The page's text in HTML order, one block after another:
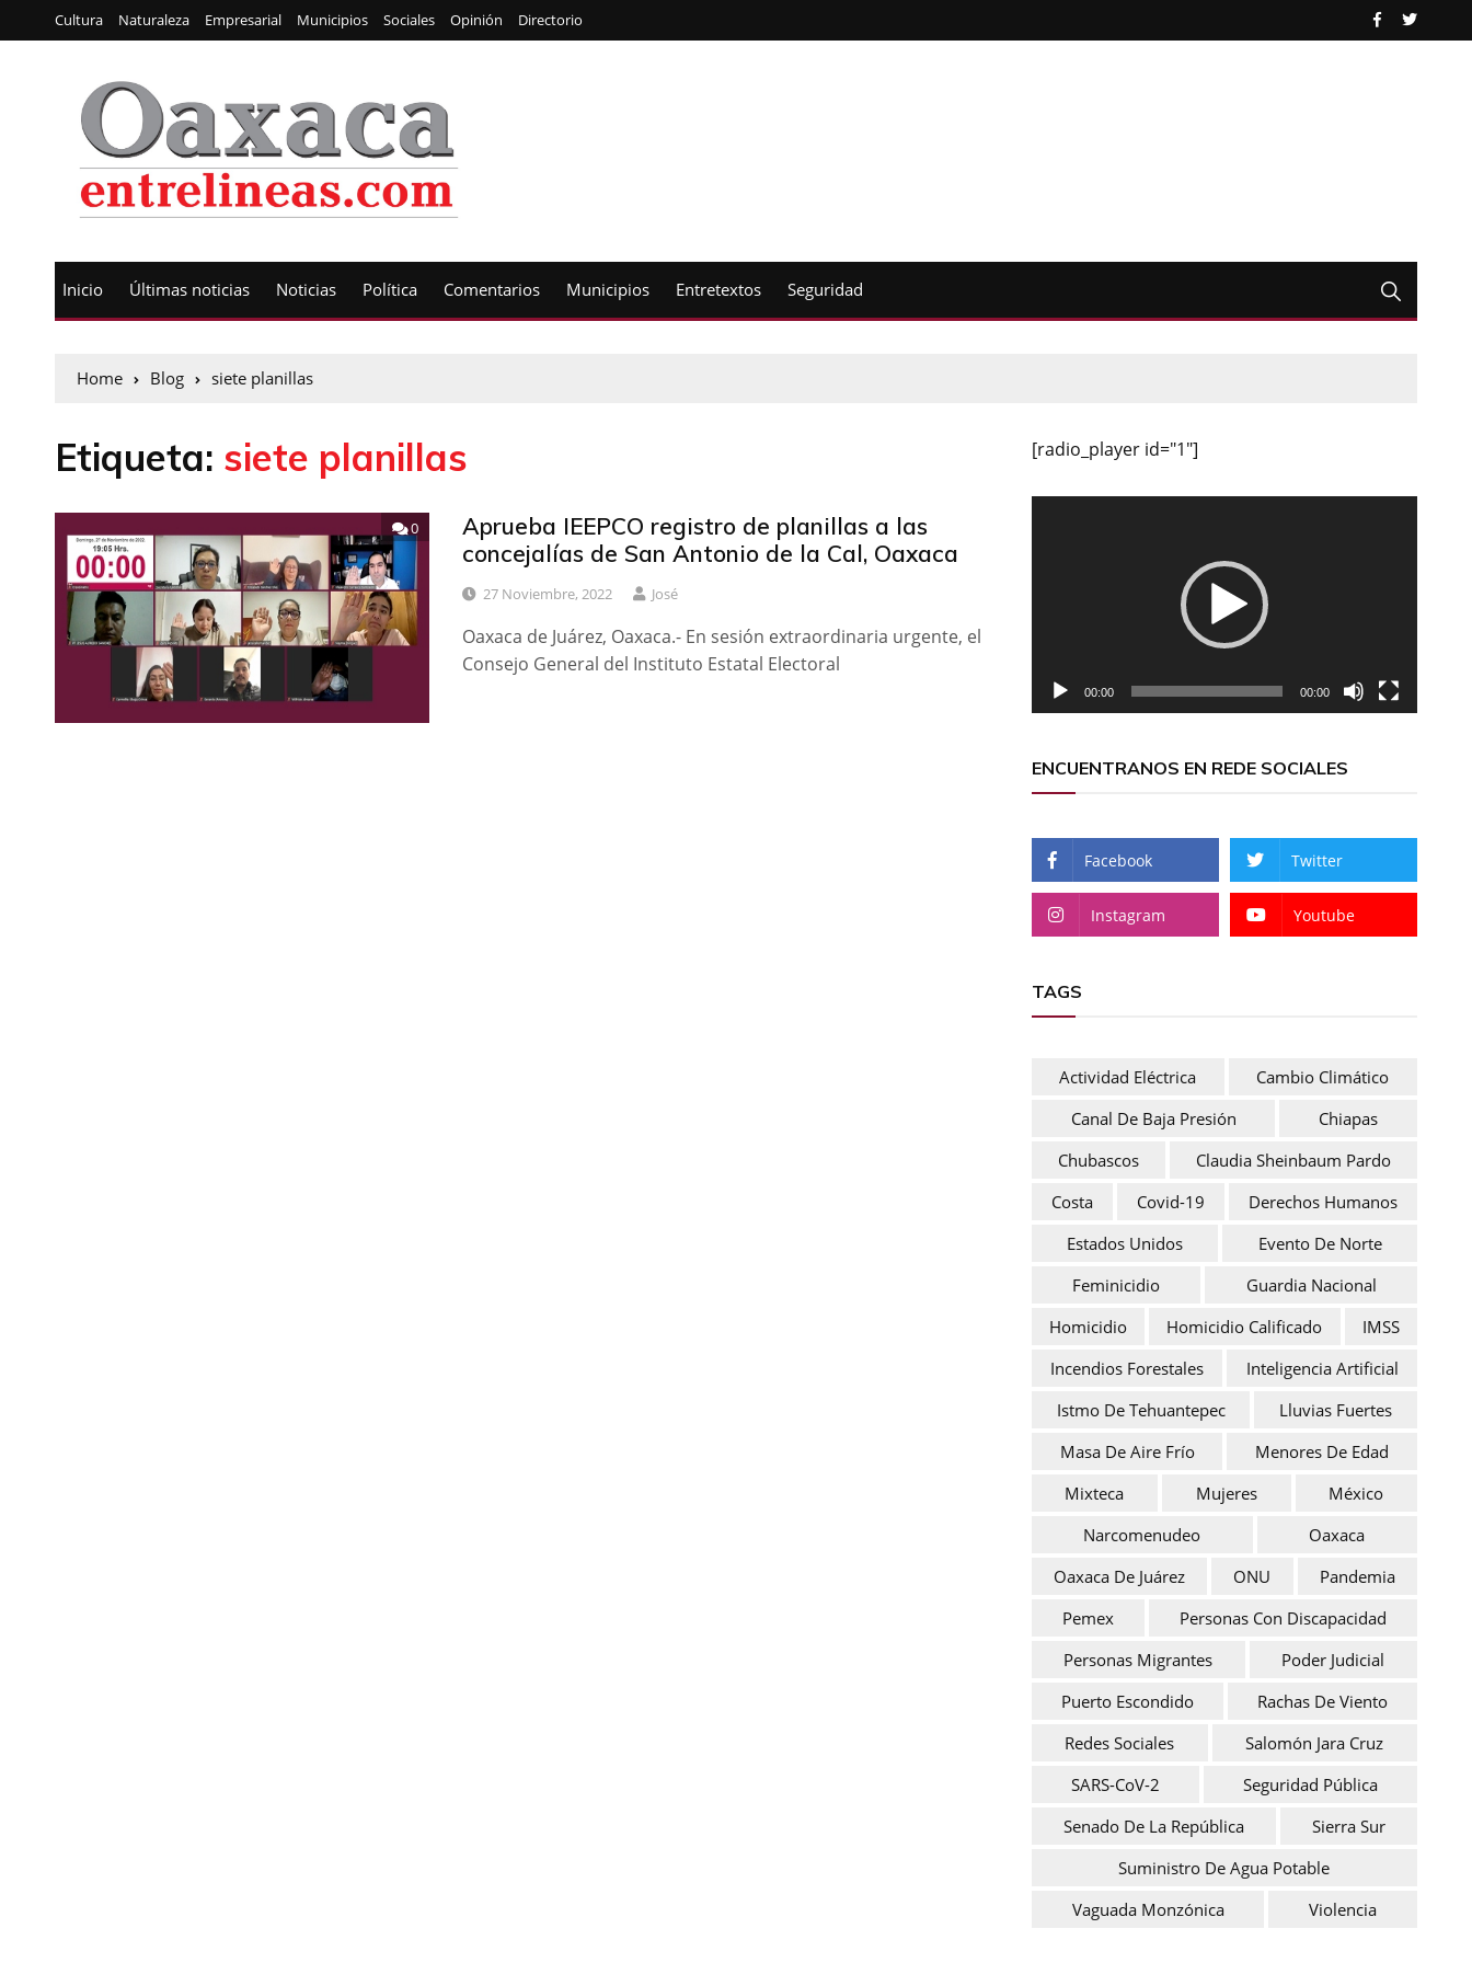
Cultura Naturaleza Empresarial Municipios Sociales Opinión Directorio
Inicio Últimas noticias Noticias Política Comentarios Municipios Entretextos Seguridad
Home Blog siete planillas
Etiqueta: siete planillas
0
Aprueba IEEPCO registro de planillas a las
concejalías de San Antonio de la Cal, Oaxaca
27 Noviembre, 2022 José
Oaxaca de Juárez, Oaxaca.- En sesión extraordinaria urgente, el
Consejo General del Instituto Estatal Electoral
[radio_player id="1"]
00:00 00:00
ENCUENTRANOS EN REDE SOCIALES
Facebook Twitter
Instagram Youtube
TAGS
Actividad Eléctrica
Cambio Climático
Canal De Baja Presión
Chiapas
Chubascos
Claudia Sheinbaum Pardo
Costa
Covid-19
Derechos Humanos
Estados Unidos
Evento De Norte
Feminicidio
Guardia Nacional
Homicidio
Homicidio Calificado
IMSS
Incendios Forestales
Inteligencia Artificial
Istmo De Tehuantepec
Lluvias Fuertes
Masa De Aire Frío
Menores De Edad
Mixteca
Mujeres
México
Narcomenudeo
Oaxaca
Oaxaca De Juárez
ONU
Pandemia
Pemex
Personas Con Discapacidad
Personas Migrantes
Poder Judicial
Puerto Escondido
Rachas De Viento
Redes Sociales
Salomón Jara Cruz
SARS-CoV-2
Seguridad Pública
Senado De La República
Sierra Sur
Suministro De Agua Potable
Vaguada Monzónica
Violencia